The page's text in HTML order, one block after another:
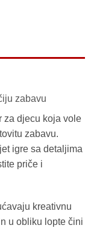
zabavu
za djecu koja vole
zabavu.
igre sa detaljima
priče i
kreativnu
u obliku lopte čini